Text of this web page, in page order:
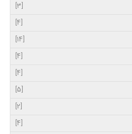
[3]
[4]
[14]
[4]
[4]
[5]
[2]
[4]